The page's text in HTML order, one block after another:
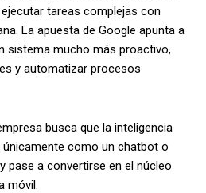
tareas complejas con
La apuesta de Google apunta a
sistema mucho más proactivo,
y automatizar procesos
busca que la inteligencia
como un chatbot o
pase a convertirse en el núcleo
móvil.